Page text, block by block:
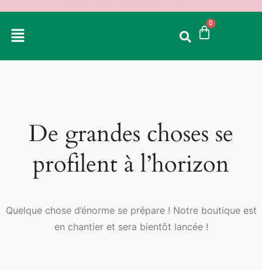
De grandes choses se
profilent à l’horizon
Quelque chose d’énorme se prépare ! Notre boutique est
en chantier et sera bientôt lancée !